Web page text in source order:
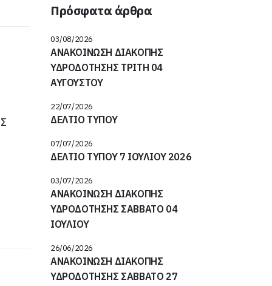
Πρόσφατα άρθρα
ΑΝΑΚΟΙΝΩΣΗ ΔΙΑΚΟΠΗΣ
ΥΔΡΟΔΟΤΗΣΗΣ ΤΡΙΤΗ 04
ΑΥΓΟΥΣΤΟΥ
03/08/2026
ΔΕΛΤΙΟ ΤΥΠΟΥ
22/07/2026
ΔΕΛΤΙΟ ΤΥΠΟΥ 7 ΙΟΥΛΙΟΥ 2026
07/07/2026
ΑΝΑΚΟΙΝΩΣΗ ΔΙΑΚΟΠΗΣ
ΥΔΡΟΔΟΤΗΣΗΣ ΣΑΒΒΑΤΟ 04
ΙΟΥΛΙΟΥ
03/07/2026
ΑΝΑΚΟΙΝΩΣΗ ΔΙΑΚΟΠΗΣ
ΥΔΡΟΔΟΤΗΣΗΣ ΣΑΒΒΑΤΟ 27
26/06/2026